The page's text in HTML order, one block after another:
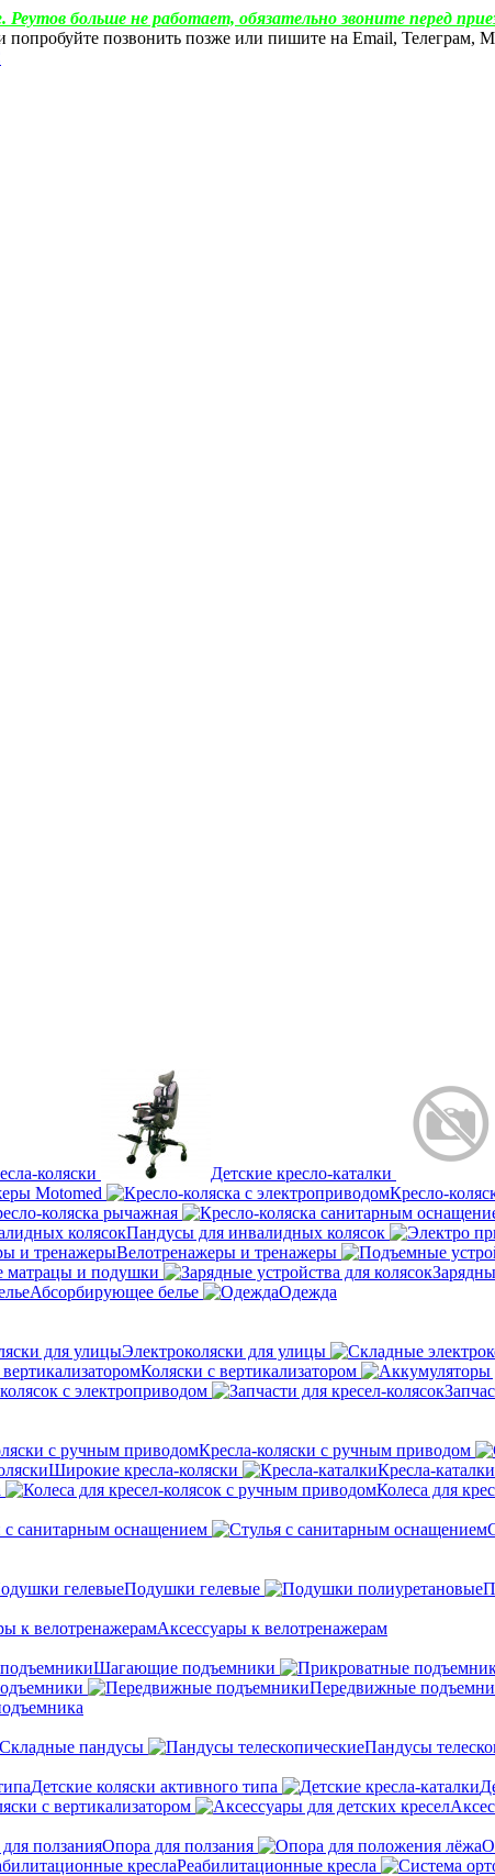
Реутов больше не работает, обязательно звоните перед
попробуйте позвонить позже или пишите на Email,
коляски Детские кресло-каталки
Motomed
Кресло-
коляска рычажная
Пандусы для инвалидных колясок
Велотренажеры и тренажеры
матрацы и подушки
Абсорбирующее белье
Одежда
Электроколяски для улицы
Коляски с вертикализатором
с электроприводом
Кресла-коляски с ручным приводом
Широкие кресла-коляски Кресла-каталки
Колеса для
с санитарным оснащением
Подушки гелевые
Аксессуары к велотренажерам
Шагающие подъемники
Передвижные
Складные пандусы Пандусы
Детские коляски активного типа
с вертикализатором
Опора для ползания
Реабилитационные кресла